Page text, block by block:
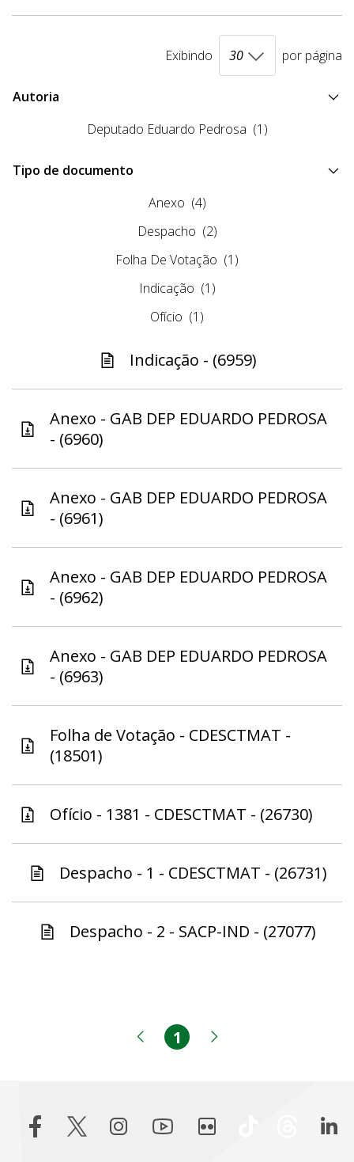
Exibindo por página
Autoria
Deputado Eduardo Pedrosa (1)
Tipo de documento
Anexo (4)
Despacho (2)
Folha De Votação (1)
Indicação (1)
Ofício (1)
Indicação - (6959)
Anexo - GAB DEP EDUARDO PEDROSA
- (6960)
Anexo - GAB DEP EDUARDO PEDROSA
- (6961)
Anexo - GAB DEP EDUARDO PEDROSA
- (6962)
Anexo - GAB DEP EDUARDO PEDROSA
- (6963)
Folha de Votação - CDESCTMAT -
(18501)
Ofício - 1381 - CDESCTMAT - (26730)
Despacho - 1 - CDESCTMAT - (26731)
Despacho - 2 - SACP-IND - (27077)
Página anterior
Página
1